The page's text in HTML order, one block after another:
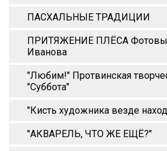
ПАСХАЛЬНЫЕ ТРАДИЦИИ
ПРИТЯЖЕНИЕ ПЛЁСА
Иванова
"Любим!" Протвинская
"Суббота"
"Кисть художника везде
"АКВАРЕЛЬ, ЧТО ЖЕ ЕЩЁ?"